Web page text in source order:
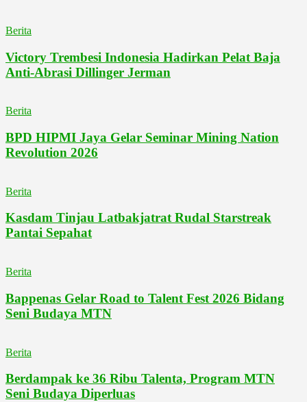
Berita
Victory Trembesi Indonesia Hadirkan Pelat Baja
Anti-Abrasi Dillinger Jerman
Berita
BPD HIPMI Jaya Gelar Seminar Mining Nation
Revolution 2026
Berita
Kasdam Tinjau Latbakjatrat Rudal Starstreak
Pantai Sepahat
Berita
Bappenas Gelar Road to Talent Fest 2026 Bidang
Seni Budaya MTN
Berita
Berdampak ke 36 Ribu Talenta, Program MTN
Seni Budaya Diperluas